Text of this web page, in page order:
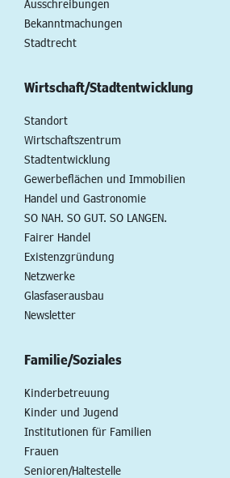
Ausschreibungen
Bekanntmachungen
Stadtrecht
Wirtschaft/Stadtentwicklung
Standort
Wirtschaftszentrum
Stadtentwicklung
Gewerbeflächen und Immobilien
Handel und Gastronomie
SO NAH. SO GUT. SO LANGEN.
Fairer Handel
Existenzgründung
Netzwerke
Glasfaserausbau
Newsletter
Familie/Soziales
Kinderbetreuung
Kinder und Jugend
Institutionen für Familien
Frauen
Senioren/Haltestelle